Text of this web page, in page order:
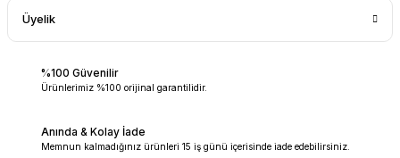
Üyelik
%100 Güvenilir
Ürünlerimiz %100 orijinal garantilidir.
Anında & Kolay İade
Memnun kalmadığınız ürünleri 15 iş günü içerisinde iade edebilirsiniz.